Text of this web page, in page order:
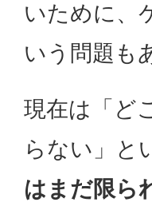
いために、
いう問題も
現在は「ど
らない」と
はまだ限ら